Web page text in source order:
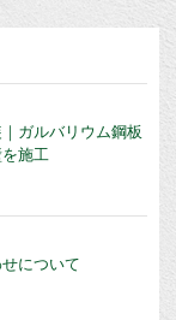
ガルバリウム鋼板
施工
について